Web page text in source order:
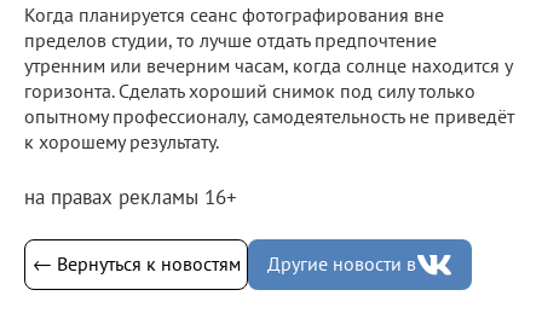
Когда планируется сеанс фотографирования вне
пределов студии, то лучше отдать предпочтение
утренним или вечерним часам, когда солнце находится у
горизонта. Сделать хороший снимок под силу только
опытному профессионалу, самодеятельность не приведёт
к хорошему результату.
на правах рекламы 16+
← Вернуться к новостям Другие новости в